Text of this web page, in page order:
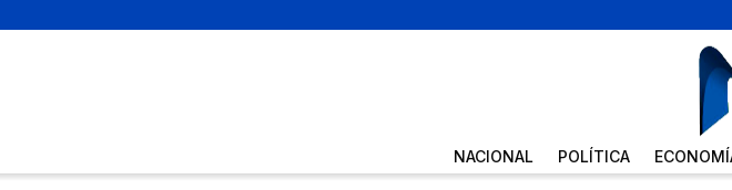
NACIONAL POLÍTICA